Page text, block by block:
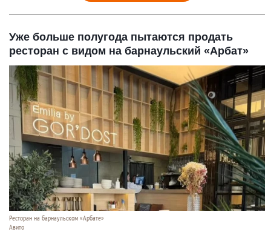
Уже больше полугода пытаются продать
ресторан с видом на барнаульский «Арбат»
Ресторан на барнаульском «Арбате»
Авито